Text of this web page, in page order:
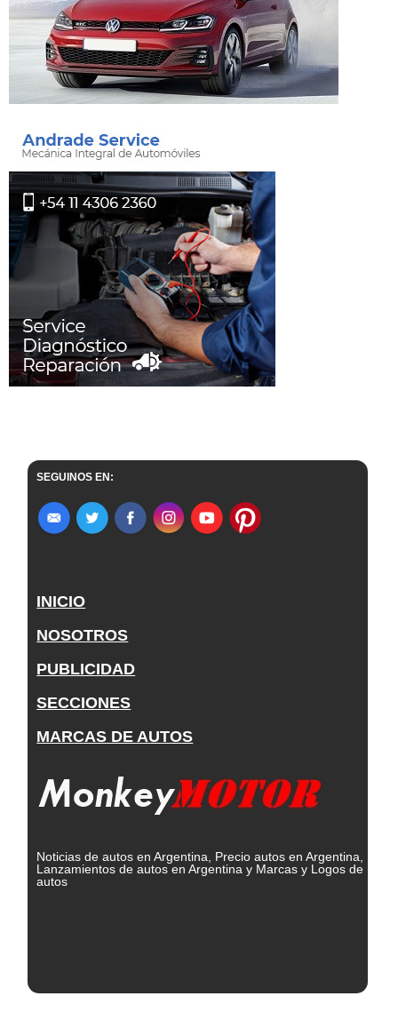
SEGUINOS EN:
INICIO
NOSOTROS
PUBLICIDAD
SECCIONES
MARCAS DE AUTOS
Noticias de autos en Argentina, Precio autos en Argentina,
Lanzamientos de autos en Argentina y Marcas y Logos de
autos